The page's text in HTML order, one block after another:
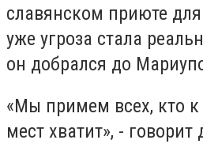
славянском приюте
уже угроза стала
он добрался до
«Мы примем всех, кто к
мест хватит», -